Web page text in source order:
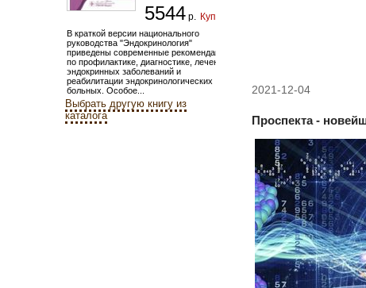
2021-12-04
Проспекта -
5544 р. Купить
В краткой версии национального
руководства "Эндокринология"
приведены современные рекомендации
по профилактике, диагностике, лечению
эндокринных заболеваний и
реабилитации эндокринологических
больных. Особое...
Выбрать другую книгу из
каталога